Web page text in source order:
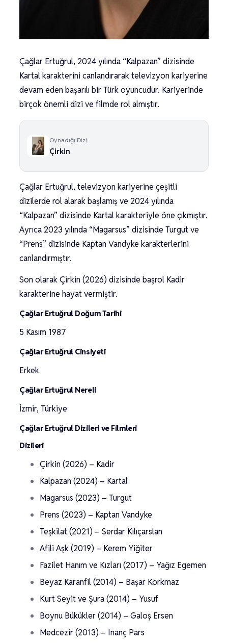
Çağlar Ertuğrul, 2024 yılında “Kalpazan” dizisinde
Kartal karakterini canlandırarak televizyon kariyerine
devam eden başarılı bir Türk oyuncudur. Kariyerinde
birçok önemli dizi ve filmde rol almıştır.
Oynadığı Dizi
Çirkin
Çağlar Ertuğrul, televizyon kariyerine çeşitli
dizilerde rol alarak başlamış ve 2024 yılında
“Kalpazan” dizisinde Kartal karakteriyle öne çıkmıştır.
Ayrıca 2023 yılında “Magarsus” dizisinde Turgut ve
“Prens” dizisinde Kaptan Vandyke karakterlerini
canlandırmıştır.
Son olarak Çirkin (2026) dizisinde başrol Kadir
karakterine hayat vermiştir.
Çağlar Ertuğrul Doğum Tarihi
5 Kasım 1987
Çağlar Ertuğrul Cinsiyeti
Erkek
Çağlar Ertuğrul Nereli
İzmir, Türkiye
Çağlar Ertuğrul Dizileri ve Filmleri
Dizileri
Çirkin (2026) – Kadir
Kalpazan (2024) – Kartal
Magarsus (2023) – Turgut
Prens (2023) – Kaptan Vandyke
Teşkilat (2021) – Serdar Kılıçarslan
Afili Aşk (2019) – Kerem Yiğiter
Fazilet Hanım ve Kızları (2017) – Yağız Egemen
Beyaz Karanfil (2014) – Başar Korkmaz
Kurt Seyit ve Şura (2014) – Yusuf
Boynu Bükükler (2014) – Galoş Ersen
Medcezir (2013) – Inanç Pars